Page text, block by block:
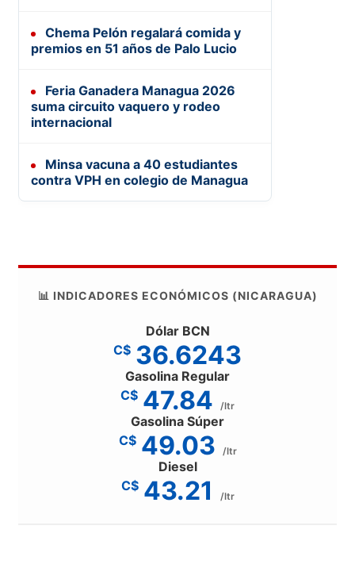
Chema Pelón regalará comida y
premios en 51 años de Palo Lucio
Feria Ganadera Managua 2026
suma circuito vaquero y rodeo
internacional
Minsa vacuna a 40 estudiantes
contra VPH en colegio de Managua
📊 INDICADORES ECONÓMICOS (NICARAGUA)
Dólar BCN
C$ 36.6243
Gasolina Regular
C$ 47.84 /ltr
Gasolina Súper
C$ 49.03 /ltr
Diesel
C$ 43.21 /ltr